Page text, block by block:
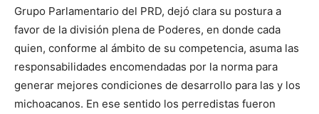
Grupo Parlamentario del PRD, dejó clara su postura a
favor de la división plena de Poderes, en donde cada
quien, conforme al ámbito de su competencia, asuma las
responsabilidades encomendadas por la norma para
generar mejores condiciones de desarrollo para las y los
michoacanos. En ese sentido los perredistas fueron